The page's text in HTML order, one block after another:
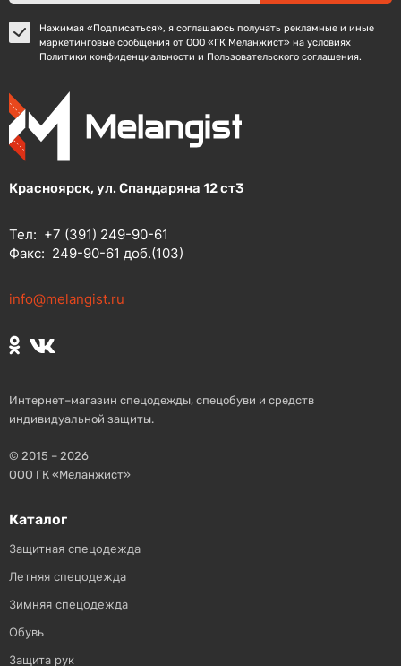
Нажимая «Подписаться», я соглашаюсь получать рекламные и иные
маркетинговые сообщения от ООО «ГК Меланжист» на условиях
Политики конфиденциальности и Пользовательского соглашения.
Красноярск, ул. Спандаряна 12 ст3
Тел: +7 (391) 249-90-61
Факс: 249-90-61 доб.(103)
info@melangist.ru
Интернет–магазин спецодежды, спецобуви и средств
индивидуальной защиты.
© 2015 – 2026
ООО ГК «Меланжист»
Каталог
Защитная спецодежда
Летняя спецодежда
Зимняя спецодежда
Обувь
Защита рук